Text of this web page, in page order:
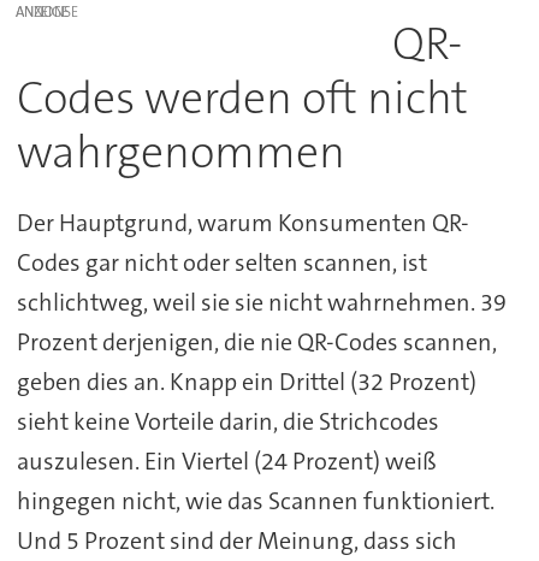
ANZEIGE
QR-
Codes werden oft nicht
wahrgenommen
Der Hauptgrund, warum Konsumenten QR-
Codes gar nicht oder selten scannen, ist
schlichtweg, weil sie sie nicht wahrnehmen. 39
Prozent derjenigen, die nie QR-Codes scannen,
geben dies an. Knapp ein Drittel (32 Prozent)
sieht keine Vorteile darin, die Strichcodes
auszulesen. Ein Viertel (24 Prozent) weiß
hingegen nicht, wie das Scannen funktioniert.
Und 5 Prozent sind der Meinung, dass sich